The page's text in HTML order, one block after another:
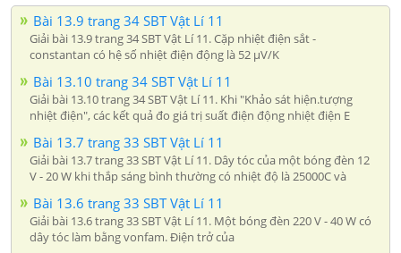
Bài 13.9 trang 34 SBT Vật Lí 11
Giải bài 13.9 trang 34 SBT Vật Lí 11. Cặp nhiệt điện sắt -
constantan có hệ số nhiệt điện động là 52 μV/K
Bài 13.10 trang 34 SBT Vật Lí 11
Giải bài 13.10 trang 34 SBT Vật Lí 11. Khi "Khảo sát hiện.tượng
nhiệt điện", các kết quả đo giá trị suất điện động nhiệt điện E
Bài 13.7 trang 33 SBT Vật Lí 11
Giải bài 13.7 trang 33 SBT Vật Lí 11. Dây tóc của một bóng đèn 12
V - 20 W khi thắp sáng bình thường có nhiệt độ là 25000C và
Bài 13.6 trang 33 SBT Vật Lí 11
Giải bài 13.6 trang 33 SBT Vật Lí 11. Một bóng đèn 220 V - 40 W có
dây tóc làm bằng vonfam. Điện trở của